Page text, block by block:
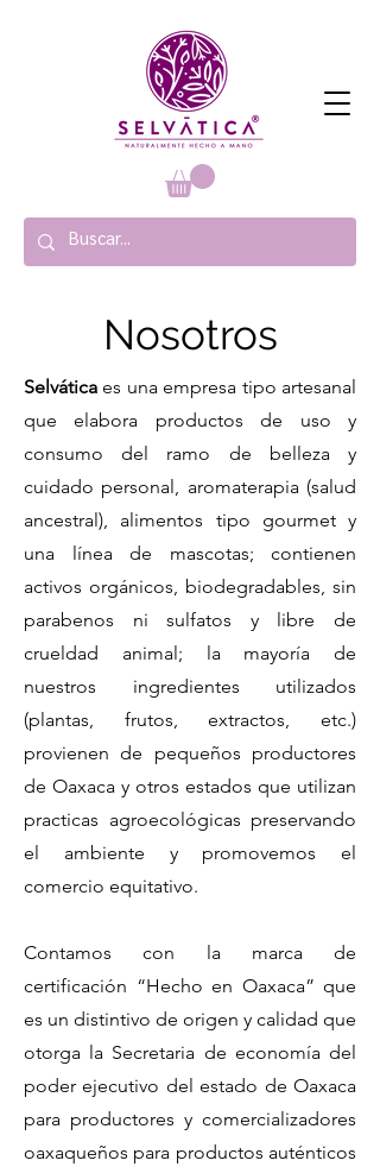
Nosotros
Selvática es una empresa tipo artesanal
que elabora productos de uso y
consumo del ramo de belleza y
cuidado personal, aromaterapia (salud
ancestral), alimentos tipo gourmet y
una línea de mascotas; contienen
activos orgánicos, biodegradables, sin
parabenos ni sulfatos y libre de
crueldad animal; la mayoría de
nuestros ingredientes utilizados
(plantas, frutos, extractos, etc.)
provienen de pequeños productores
de Oaxaca y otros estados que utilizan
practicas agroecológicas preservando
el ambiente y promovemos el
comercio equitativo.
Contamos con la marca de
certificación “Hecho en Oaxaca” que
es un distintivo de origen y calidad que
otorga la Secretaria de economía del
poder ejecutivo del estado de Oaxaca
para productores y comercializadores
oaxaqueños para productos auténticos